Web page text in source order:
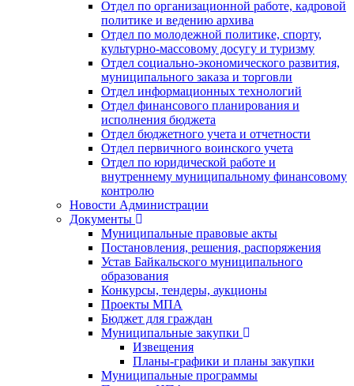
Отдел по организационной работе, кадровой
политике и ведению архива
Отдел по молодежной политике, спорту,
культурно-массовому досугу и туризму
Отдел социально-экономического развития,
муниципального заказа и торговли
Отдел информационных технологий
Отдел финансового планирования и
исполнения бюджета
Отдел бюджетного учета и отчетности
Отдел первичного воинского учета
Отдел по юридической работе и
внутреннему муниципальному финансовому
контролю
Новости Администрации
Документы
Муниципальные правовые акты
Постановления, решения, распоряжения
Устав Байкальского муниципального
образования
Конкурсы, тендеры, аукционы
Проекты МПА
Бюджет для граждан
Муниципальные закупки
Извещения
Планы-графики и планы закупки
Муниципальные программы